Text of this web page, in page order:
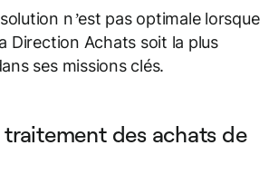
n’est pas optimale lorsque
Direction Achats soit la plus
ses missions clés.
traitement des achats de